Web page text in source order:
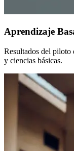
Aprendizaje
Resultados del piloto
y ciencias básicas.